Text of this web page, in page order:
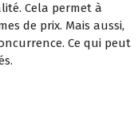
Cela permet à
de prix. Mais aussi,
Ce qui peut